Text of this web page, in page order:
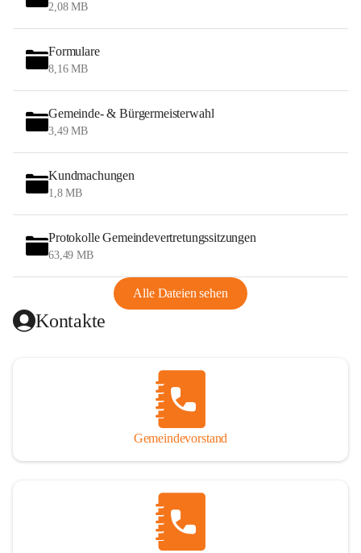
2,08 MB
Formulare
8,16 MB
Gemeinde- & Bürgermeisterwahl
3,49 MB
Kundmachungen
1,8 MB
Protokolle Gemeindevertretungssitzungen
63,49 MB
Alle Dateien sehen
Kontakte
Gemeindevorstand